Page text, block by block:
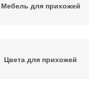
Мебель для прихожей
Цвета для прихожей